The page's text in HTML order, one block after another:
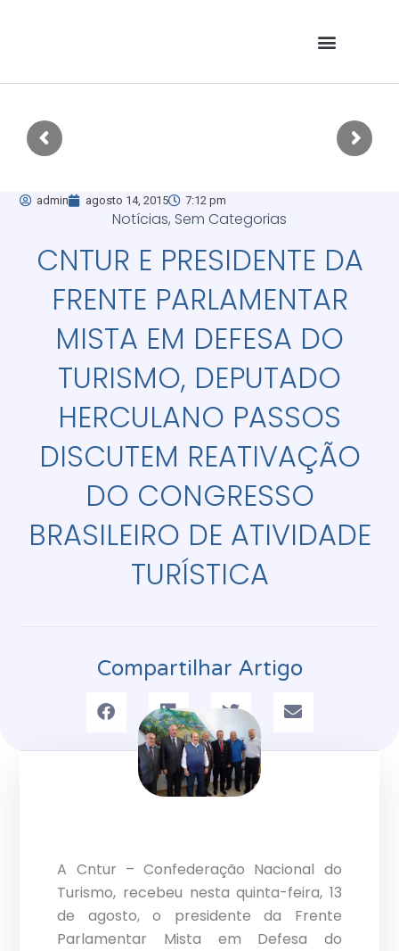
admin agosto 14, 2015 7:12 pm
Notícias, Sem Categorias
CNTUR E PRESIDENTE DA
FRENTE PARLAMENTAR
MISTA EM DEFESA DO
TURISMO, DEPUTADO
HERCULANO PASSOS
DISCUTEM REATIVAÇÃO
DO CONGRESSO
BRASILEIRO DE ATIVIDADE
TURÍSTICA
Compartilhar Artigo
A Cntur – Confederação Nacional do
Turismo, recebeu nesta quinta-feira, 13
de agosto, o presidente da Frente
Parlamentar Mista em Defesa do